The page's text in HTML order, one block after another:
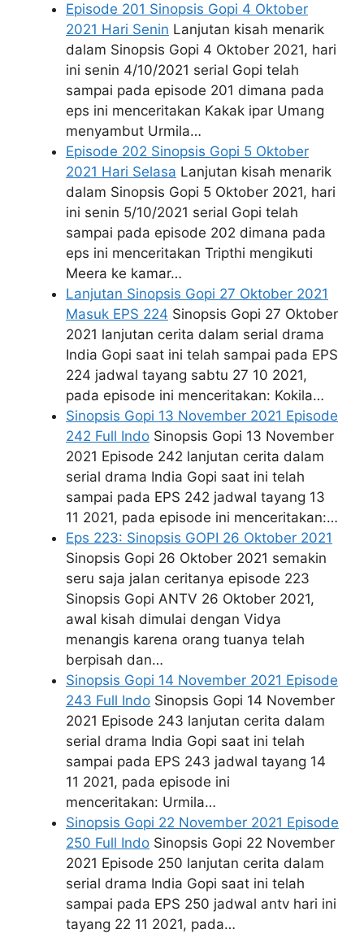
Episode 201 Sinopsis Gopi 4 Oktober
2021 Hari Senin Lanjutan kisah menarik
dalam Sinopsis Gopi 4 Oktober 2021, hari
ini senin 4/10/2021 serial Gopi telah
sampai pada episode 201 dimana pada
eps ini menceritakan Kakak ipar Umang
menyambut Urmila…
Episode 202 Sinopsis Gopi 5 Oktober
2021 Hari Selasa Lanjutan kisah menarik
dalam Sinopsis Gopi 5 Oktober 2021, hari
ini senin 5/10/2021 serial Gopi telah
sampai pada episode 202 dimana pada
eps ini menceritakan Tripthi mengikuti
Meera ke kamar…
Lanjutan Sinopsis Gopi 27 Oktober 2021
Masuk EPS 224 Sinopsis Gopi 27 Oktober
2021 lanjutan cerita dalam serial drama
India Gopi saat ini telah sampai pada EPS
224 jadwal tayang sabtu 27 10 2021,
pada episode ini menceritakan: Kokila…
Sinopsis Gopi 13 November 2021 Episode
242 Full Indo Sinopsis Gopi 13 November
2021 Episode 242 lanjutan cerita dalam
serial drama India Gopi saat ini telah
sampai pada EPS 242 jadwal tayang 13
11 2021, pada episode ini menceritakan:…
Eps 223: Sinopsis GOPI 26 Oktober 2021
Sinopsis Gopi 26 Oktober 2021 semakin
seru saja jalan ceritanya episode 223
Sinopsis Gopi ANTV 26 Oktober 2021,
awal kisah dimulai dengan Vidya
menangis karena orang tuanya telah
berpisah dan…
Sinopsis Gopi 14 November 2021 Episode
243 Full Indo Sinopsis Gopi 14 November
2021 Episode 243 lanjutan cerita dalam
serial drama India Gopi saat ini telah
sampai pada EPS 243 jadwal tayang 14
11 2021, pada episode ini
menceritakan: Urmila…
Sinopsis Gopi 22 November 2021 Episode
250 Full Indo Sinopsis Gopi 22 November
2021 Episode 250 lanjutan cerita dalam
serial drama India Gopi saat ini telah
sampai pada EPS 250 jadwal antv hari ini
tayang 22 11 2021, pada…